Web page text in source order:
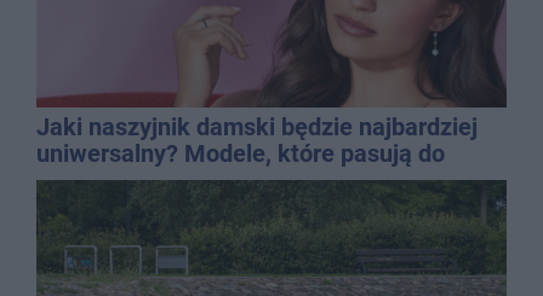
Jaki naszyjnik damski będzie najbardziej
uniwersalny? Modele, które pasują do
wielu stylizacji